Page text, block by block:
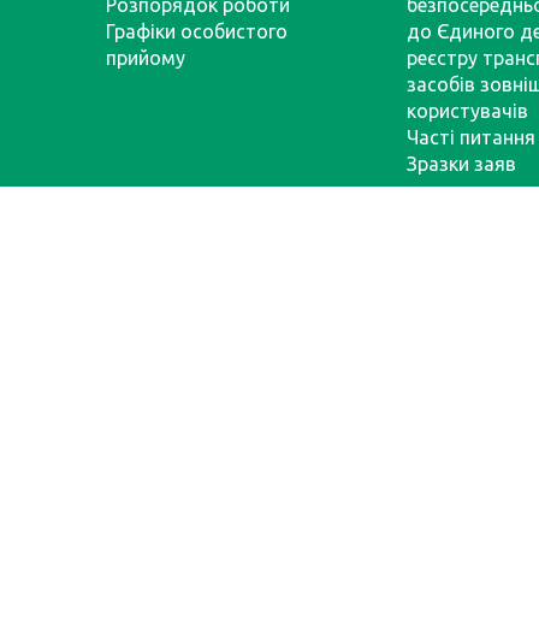
Розпорядок роботи
Графіки особистого
прийому
до Єдиного
реєстру
засобів
користувачів
Часті питання
Зразки заяв